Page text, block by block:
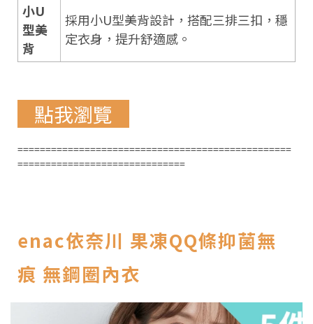
小U
型美
背
採用小U型美背設計，搭配三排三扣，穩
定衣身，提升舒適感。
點我瀏覽
=================================================
==============================
enac依奈川 果凍QQ條抑菌無
痕 無鋼圈內衣